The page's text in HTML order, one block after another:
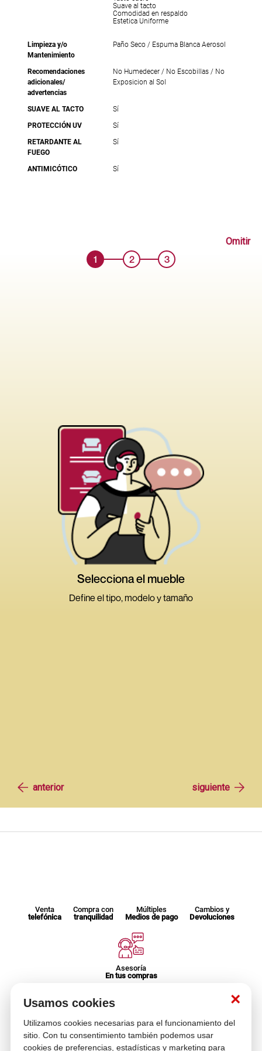
×
Usamos cookies
Utilizamos cookies necesarias para el funcionamiento del
sitio. Con tu consentimiento también podemos usar
cookies de preferencias, estadísticas y marketing para
Suave al tacto
Comodidad en respaldo
Estetica Uniforme
Limpieza y/o
Mantenimiento
Paño Seco / Espuma Blanca Aerosol
Recomendaciones
adicionales/
advertencias
No Humedecer / No Escobillas / No
Exposicion al Sol
SUAVE AL TACTO
Sí
PROTECCIÓN UV
Sí
RETARDANTE AL
FUEGO
Sí
ANTIMICÓTICO Sí
Venta
telefónica
Compra con
tranquilidad
Múltiples
Medios de pago
Cambios y
Devoluciones
Asesoría
En tus compras
Contáctanos
¿Necesitas ayuda con tu compra?